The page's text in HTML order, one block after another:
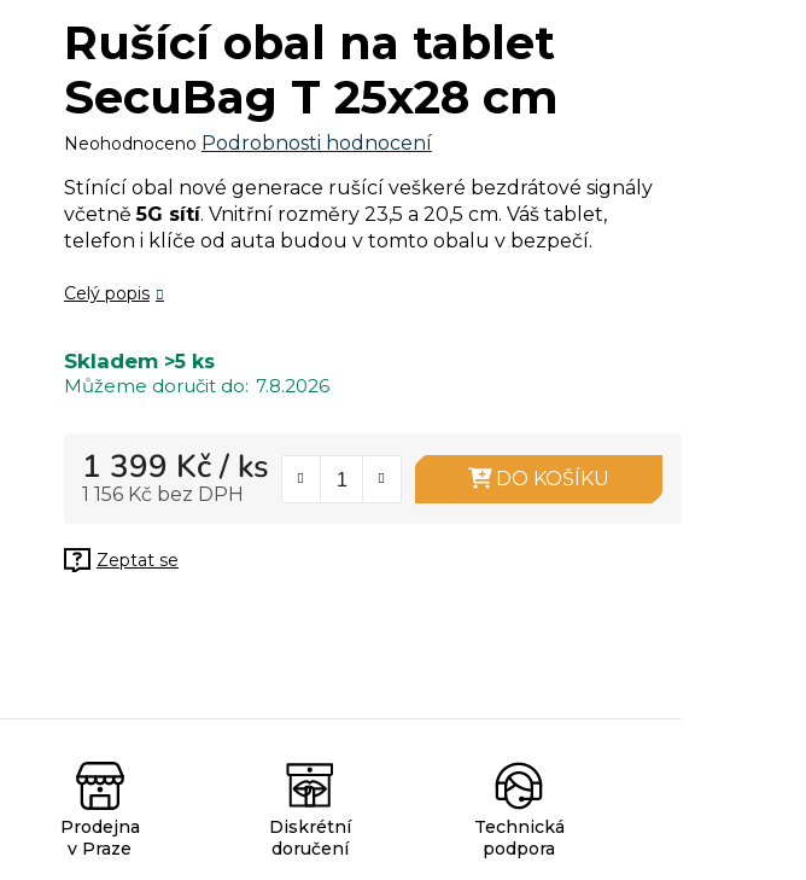
Rušící obal na tablet
SecuBag T 25x28 cm
Průměrné
produktu
je
0,0
5
Neohodnoceno Podrobnosti hodnocení
Stínící obal nové generace rušící veškeré bezdrátové signály
včetně5G sítí. Vnitřní rozměry 23,5 a 20,5 cm. Váš tablet,
telefon i klíče od auta budou v tomto obalu v bezpečí.
Celý popis
Skladem >5 ks
7.8.2026
1 399 Kč/ ks
1 156 Kč bez DPH
DO KOŠÍKU
Zeptat se
Prodejna
v Praze
Diskrétní
doručení
Technická
podpora